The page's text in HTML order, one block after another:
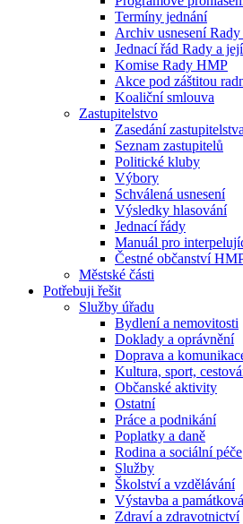
Termíny jednání
Archiv usnesení
Jednací řád Rady a
Komise Rady HMP
Akce pod záštitou
Koaliční smlouva
Zastupitelstvo
Zasedání zastupitelstva
Seznam zastupitelů
Politické kluby
Výbory
Schválená usnesení
Výsledky hlasování
Jednací řády
Manuál pro
Čestné občanství
Městské části
Potřebuji řešit
Služby úřadu
Bydlení a nemovitosti
Doklady a oprávnění
Doprava a
Kultura, sport,
Občanské aktivity
Ostatní
Práce a podnikání
Poplatky a daně
Rodina a sociální péče
Služby
Školství a vzdělávání
Výstavba a
Zdraví a zdravotnictví